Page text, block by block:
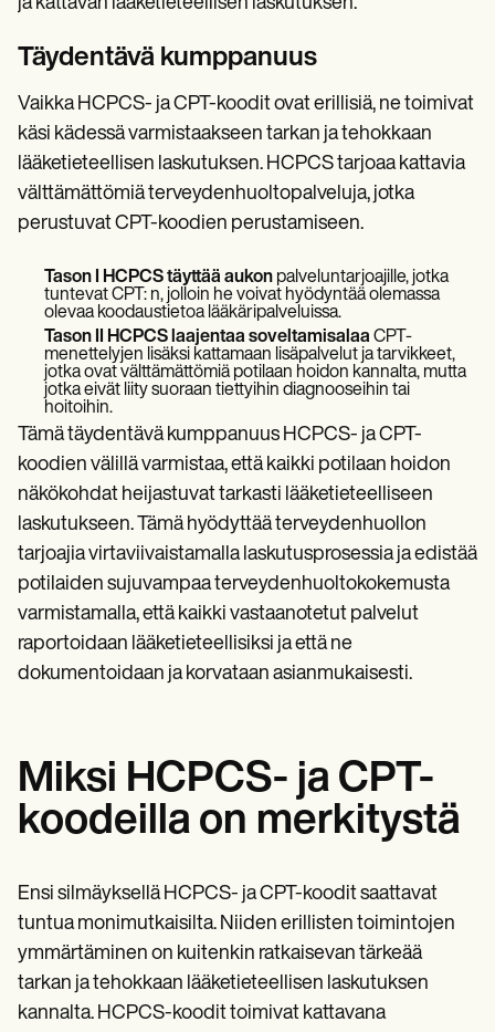
ja kattavan lääketieteellisen laskutuksen.
Täydentävä kumppanuus
Vaikka HCPCS- ja CPT-koodit ovat erillisiä, ne toimivat
käsi kädessä varmistaakseen tarkan ja tehokkaan
lääketieteellisen laskutuksen. HCPCS tarjoaa kattavia
välttämättömiä terveydenhuoltopalveluja, jotka
perustuvat CPT-koodien perustamiseen.
Tason I HCPCS täyttää aukon palveluntarjoajille, jotka
tuntevat CPT: n, jolloin he voivat hyödyntää olemassa
olevaa koodaustietoa lääkäripalveluissa.
Tason II HCPCS laajentaa soveltamisalaa CPT-
menettelyjen lisäksi kattamaan lisäpalvelut ja tarvikkeet,
jotka ovat välttämättömiä potilaan hoidon kannalta, mutta
jotka eivät liity suoraan tiettyihin diagnooseihin tai
hoitoihin.
Tämä täydentävä kumppanuus HCPCS- ja CPT-
koodien välillä varmistaa, että kaikki potilaan hoidon
näkökohdat heijastuvat tarkasti lääketieteelliseen
laskutukseen. Tämä hyödyttää terveydenhuollon
tarjoajia virtaviivaistamalla laskutusprosessia ja edistää
potilaiden sujuvampaa terveydenhuoltokokemusta
varmistamalla, että kaikki vastaanotetut palvelut
raportoidaan lääketieteellisiksi ja että ne
dokumentoidaan ja korvataan asianmukaisesti.
Miksi HCPCS- ja CPT-
koodeilla on merkitystä
Ensi silmäyksellä HCPCS- ja CPT-koodit saattavat
tuntua monimutkaisilta. Niiden erillisten toimintojen
ymmärtäminen on kuitenkin ratkaisevan tärkeää
tarkan ja tehokkaan lääketieteellisen laskutuksen
kannalta. HCPCS-koodit toimivat kattavana